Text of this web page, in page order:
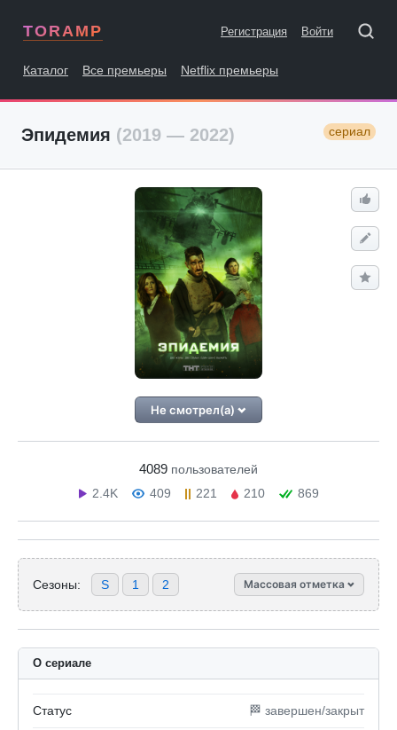
TORAMP Регистрация Войти
Каталог Все премьеры Netflix премьеры
Эпидемия (2019 — 2022) сериал
Не смотрел(а)
4089 пользователей
2.4K
409 221 210 869
Сезоны: S 1 2 Массовая отметка
О сериале
Статус 🏁 завершен/закрыт